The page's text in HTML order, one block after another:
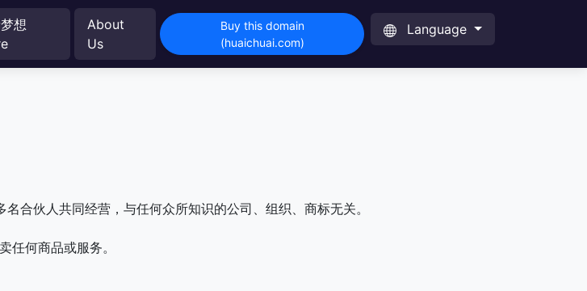
想
About
Us
Buy this domain
(huaichuai.com)
Language
合伙人共同经营，与任何众所知识的公司、组织、商标无关。
任何商品或服务。